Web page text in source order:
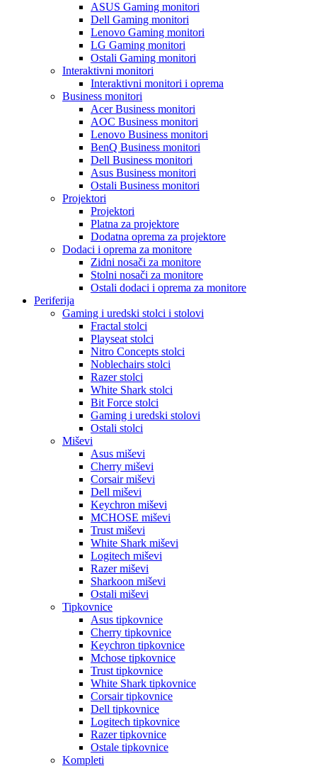
ASUS Gaming monitori
Dell Gaming monitori
Lenovo Gaming monitori
LG Gaming monitori
Ostali Gaming monitori
Interaktivni monitori
Interaktivni monitori i oprema
Business monitori
Acer Business monitori
AOC Business monitori
Lenovo Business monitori
BenQ Business monitori
Dell Business monitori
Asus Business monitori
Ostali Business monitori
Projektori
Projektori
Platna za projektore
Dodatna oprema za projektore
Dodaci i oprema za monitore
Zidni nosači za monitore
Stolni nosači za monitore
Ostali dodaci i oprema za monitore
Periferija
Gaming i uredski stolci i stolovi
Fractal stolci
Playseat stolci
Nitro Concepts stolci
Noblechairs stolci
Razer stolci
White Shark stolci
Bit Force stolci
Gaming i uredski stolovi
Ostali stolci
Miševi
Asus miševi
Cherry miševi
Corsair miševi
Dell miševi
Keychron miševi
MCHOSE miševi
Trust miševi
White Shark miševi
Logitech miševi
Razer miševi
Sharkoon miševi
Ostali miševi
Tipkovnice
Asus tipkovnice
Cherry tipkovnice
Keychron tipkovnice
Mchose tipkovnice
Trust tipkovnice
White Shark tipkovnice
Corsair tipkovnice
Dell tipkovnice
Logitech tipkovnice
Razer tipkovnice
Ostale tipkovnice
Kompleti